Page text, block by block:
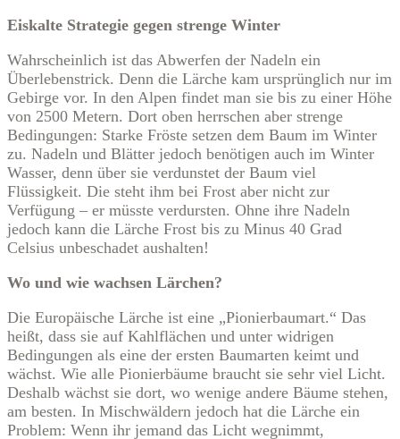
Eiskalte Strategie gegen strenge Winter
Wahrscheinlich ist das Abwerfen der Nadeln ein
Überlebenstrick. Denn die Lärche kam ursprünglich nur im
Gebirge vor. In den Alpen findet man sie bis zu einer Höhe
von 2500 Metern. Dort oben herrschen aber strenge
Bedingungen: Starke Fröste setzen dem Baum im Winter
zu. Nadeln und Blätter jedoch benötigen auch im Winter
Wasser, denn über sie verdunstet der Baum viel
Flüssigkeit. Die steht ihm bei Frost aber nicht zur
Verfügung – er müsste verdursten. Ohne ihre Nadeln
jedoch kann die Lärche Frost bis zu Minus 40 Grad
Celsius unbeschadet aushalten!
Wo und wie wachsen Lärchen?
Die Europäische Lärche ist eine „Pionierbaumart.“ Das
heißt, dass sie auf Kahlflächen und unter widrigen
Bedingungen als eine der ersten Baumarten keimt und
wächst. Wie alle Pionierbäume braucht sie sehr viel Licht.
Deshalb wächst sie dort, wo wenige andere Bäume stehen,
am besten. In Mischwäldern jedoch hat die Lärche ein
Problem: Wenn ihr jemand das Licht wegnimmt,